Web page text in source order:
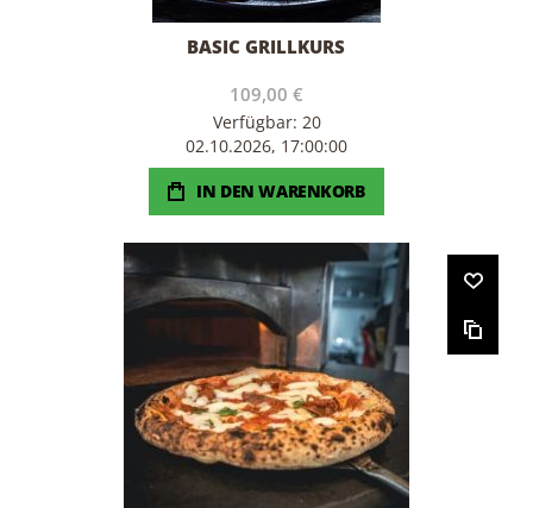
BASIC GRILLKURS
109,00 €
Verfügbar: 20
02.10.2026, 17:00:00
IN DEN WARENKORB